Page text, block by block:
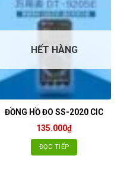
HẾT HÀNG
ĐỒNG HỒ ĐO SS-2020 CIC
135.000₫
ĐỌC TIẾP